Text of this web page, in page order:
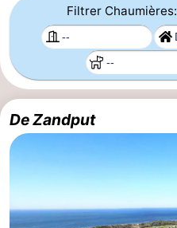
Langstraat
Webcam
Plage
Passer
la
nuit
Appartements
-
Aparthotel
Zoutelande
-
Duinflat
Duinoord
-
Filtrer Chaumières:
De Zandput